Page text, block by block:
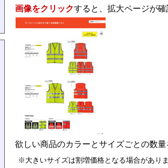
画像をクリックすると、拡大ページが確
欲しい商品のカラーとサイズごとの数
※大きいサイズは割増価格となる場合があり